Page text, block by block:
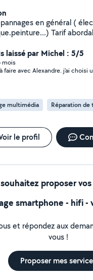
en général (
Tarif abordable :) Contacter
laissé par Michel : 5/5
mois
faire avec Alexandre. j'ai choisi
multimédia Réparation de
le profil
proposer
smartphone - hifi -
et répondez aux
vous !
Proposer mes